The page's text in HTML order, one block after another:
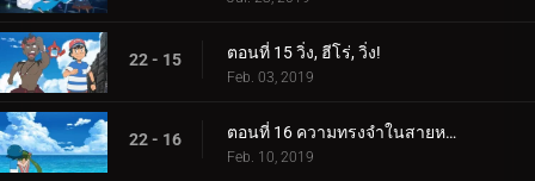
22 - 15 ตอนที่ 15 วิ่ง, ฮีโร่, วิ่ง!
Feb. 03, 2019
22 - 16 ตอนที่ 16 ความทรงจำในสายหมอก!
Feb. 10, 2019